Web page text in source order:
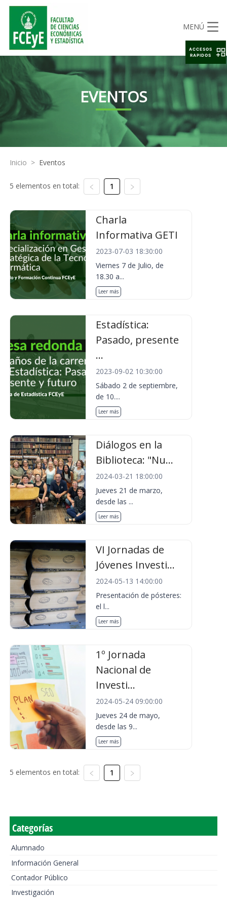
MENÚ
EVENTOS
Inicio > Eventos
5 elementos en total: 1
Charla
Informativa GETI
2023-07-03 18:30:00
Viernes 7 de Julio, de
18.30 a...
Leer más
Estadística:
Pasado, presente
...
2023-09-02 10:30:00
Sábado 2 de septiembre,
de 10....
Leer más
Diálogos en la
Biblioteca: "Nu...
2024-03-21 18:00:00
Jueves 21 de marzo,
desde las ...
Leer más
VI Jornadas de
Jóvenes Investi...
2024-05-13 14:00:00
Presentación de pósteres:
el l...
Leer más
1º Jornada
Nacional de
Investi...
2024-05-24 09:00:00
Jueves 24 de mayo,
desde las 9...
Leer más
5 elementos en total: 1
Categorías
Alumnado
Información General
Contador Público
Investigación
ACCESOS
RAPIDOS